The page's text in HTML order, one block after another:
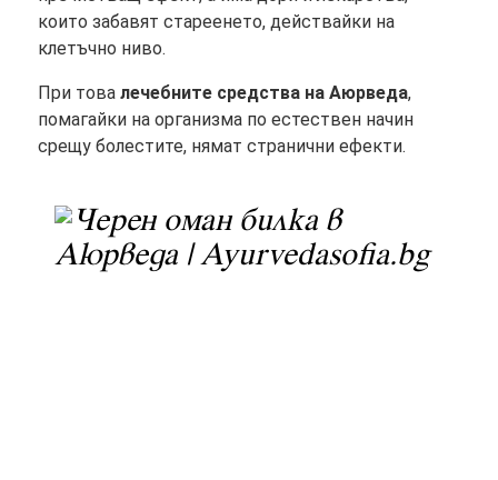
които забавят стареенето, действайки на
клетъчно ниво.
При товалечебните средства на Аюрведа,
помагайки на организма по естествен начин
срещу болестите, нямат странични ефекти.